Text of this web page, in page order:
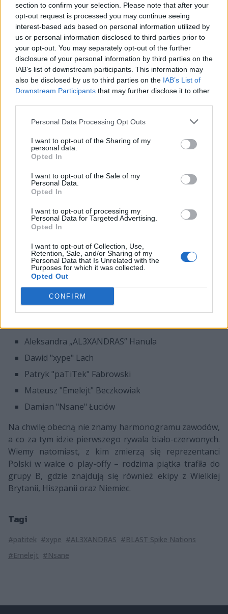
section to confirm your selection. Please note that after your
opt-out request is processed you may continue seeing
interest-based ads based on personal information utilized by
us or personal information disclosed to third parties prior to
your opt-out. You may separately opt-out of the further
disclosure of your personal information by third parties on the
IAB’s list of downstream participants. This information may
also be disclosed by us to third parties on the IAB’s List of
Downstream Participants that may further disclose it to other
Personal Data Processing Opt Outs
I want to opt-out of the Sharing of my
personal data.
Opted In
I want to opt-out of the Sale of my
Personal Data.
Opted In
I want to opt-out of processing my
Personal Data for Targeted Advertising.
Opted In
I want to opt-out of Collection, Use,
Retention, Sale, and/or Sharing of my
Personal Data that Is Unrelated with the
Purposes for which it was collected.
Opted Out
CONFIRM
BLAST oficjalnie przedstawił reprezentacje dwunastu
państw, które wezmą udział w drugiej edycji BLAST
Spike Nations, startującej już 7 października. W puli
nagród znajduje się sześćdziesiąt tysięcy euro, które w
całości zostanie przekazane na cele charytatywne. W
zespołach nie zabraknie profesjonalnych zawodników,
takich jak Patryk "paTiTek" Fabrowski w reprezentacji
Polski czy Christian "loWel" Garcia Antoran w kadrze
Hiszpanii, jednak w drużynach będą również
streamerzy oraz influencerzy.
Do paTiTka dołączy m.in. jego dobry kolega Dawid
"xype" Lach, który aktualnie zajmuje się
streamowaniem oraz tworzeniem contentu dla
devils.one, jednak warto w tym przypadku pamiętać o
jego profesjonalnej przeszłości w CS:GO, gdzie
występował m.in. w Izako Boars. U boku wspomnianej
dwójki grać będzie m.in. Aleksandra „AL3XANDRAS”
Hanula,która niedawno została ogłoszona jako
devils.one. Skład Polaków uzupełnią Mateusz "Emelejt"
Beczkowiak oraz Damian "Nsane" Łuciów, którzy
regularnie zajmują się streamowaniem, a oprócz tego
komentowaniem turniejów w VALORANTA od BeLoud.
Skład reprezentacji Polski na BLAST Spike
Aleksandra „AL3XANDRAS” Hanula
Dawid "xype" Lach
Patryk "paTiTek" Fabrowski
Mateusz "Emelejt" Beczkowiak
Damian "Nsane" Łuciów
Na chwilę obecną nie znamy harmonogramu zawodów,
a co za tym idzie pierwszego rywala biało-czerwonych.
Wiemy natomiast, z kim zmierzą się reprezentanci
Polski w walce o play-offy – rodzima piątka trafiła do
grupy B, gdzie znajdują się również ekipy z Wielkiej
Brytanii, Hiszpanii oraz Niemiec.
Tagi
#patitek #xype #AL3XANDRAS #BLAST Spike Nations
#Emelejt #Nsane